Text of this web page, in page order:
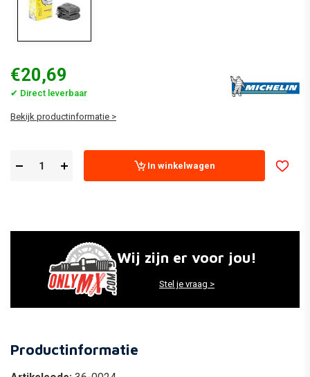
€20,69
✔ Direct leverbaar
Bekijk productinformatie >
In winkelwagen
Wij zijn er voor jou!
Stel je vraag >
Productinformatie